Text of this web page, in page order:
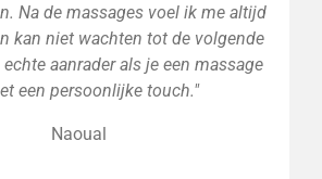
Na de massages voel ik me altijd
kan niet wachten tot de volgende
aanrader als je een massage
een persoonlijke touch."
Naoual